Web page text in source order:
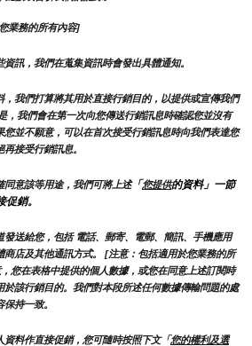
業務的所有內容]
訊，我們在蒐集資訊時會發出具體通知。
，我們打算將其用於直接行銷目的，以提供或宣傳我們
，我們會在第一次向您傳送行銷訊息時確認您並沒有
並不願意，可以在首次接受行銷訊息時向我們表達您
接受行銷訊息。
同意該等用途，我們可將上述「您提供的資料」一節
銷。
發送給您，包括 電話、郵寄、電郵、簡訊、手機應用
商店及其他通訊方式。 [注意：包括適用於您業務的所
您在表格中提供的個人數據，或您在同意上述訂閱時
該行銷目的。我們對本段所述任何數據傳輸問題的處
持一致。
資料作直接促銷，您可隨時按照下文「您的權利及選